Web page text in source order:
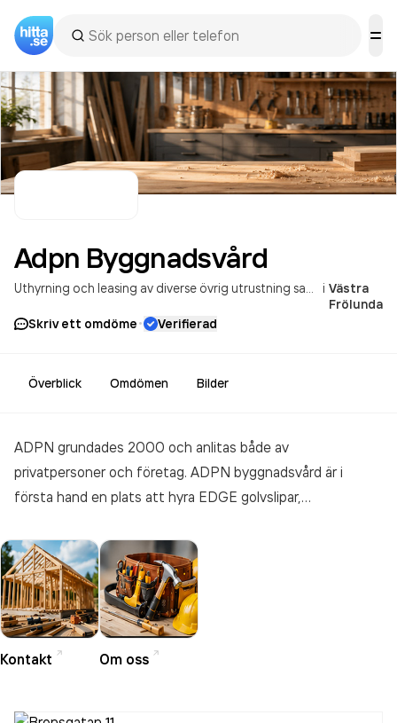
Adpn Byggnadsvård
i Västra
Frölunda
Skriv ett omdöme· Verifierad
Överblick Omdömen Bilder
ADPN grundades 2000 och anlitas både av
privatpersoner och företag. ADPN byggnadsvård är i
första hand en plats att hyra EDGE golvslipar,
Monocoat golvvårdsprodukter och reservdelar till
Speedheater. En annan viktig funktion är möjligheten att
bolla idéer kring renovering och bevarande med oss. Ibland
kan man behöva en oberoende part att snacka
värmesystem eller annat obegripligt med för att få lite fler
Kontakt Om oss